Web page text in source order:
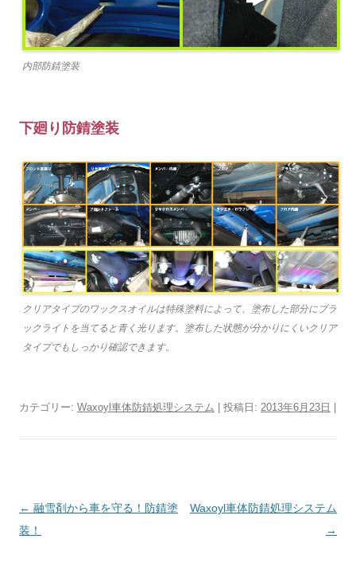
内部防錆塗装
下廻り防錆塗装
クリアタイプのワックスオイルは特殊塗料によって、塗布した部分にブラ
ックライトを当てると青く光ります。塗布した状態が分かりにくいクリア
タイプでもしっかり確認できます。
カテゴリー: Waxoyl車体防錆処理システム | 投稿日: 2013年6月23日
投稿ナビゲーション
← 融雪剤から車を守る！防錆塗
装！
Waxoyl車体防錆処理システム
→